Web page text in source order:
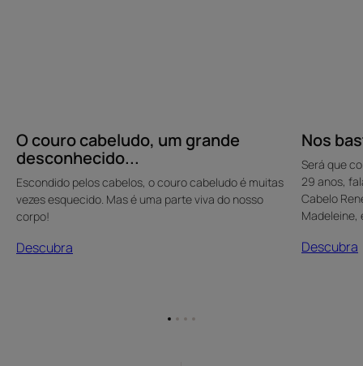
O couro cabeludo, um grande
desconhecido...
Escondido pelos cabelos, o couro cabeludo é muitas
vezes esquecido. Mas é uma parte viva do nosso
corpo!
Descubra
Nos
Será que
29 anos,
Cabelo
Madeleine,
Descubra
IrIrIrIr